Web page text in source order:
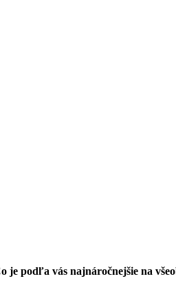
je podľa vás najnáročnejšie na